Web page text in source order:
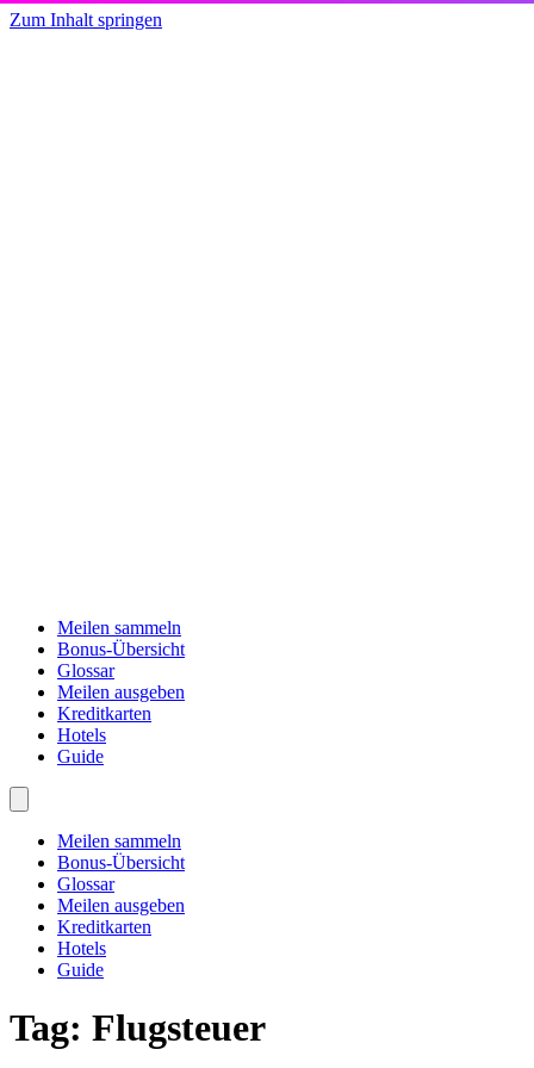
Zum Inhalt springen
Meilen sammeln
Bonus-Übersicht
Glossar
Meilen ausgeben
Kreditkarten
Hotels
Guide
Meilen sammeln
Bonus-Übersicht
Glossar
Meilen ausgeben
Kreditkarten
Hotels
Guide
Tag: Flugsteuer